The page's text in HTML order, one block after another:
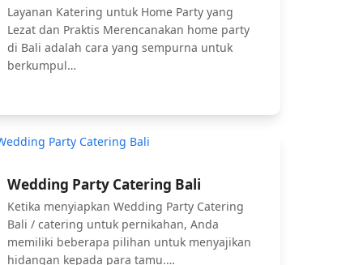
Layanan Katering untuk Home Party yang
Lezat dan Praktis Merencanakan home party
di Bali adalah cara yang sempurna untuk
berkumpul…
Wedding Party Catering Bali
Ketika menyiapkan Wedding Party Catering
Bali / catering untuk pernikahan, Anda
memiliki beberapa pilihan untuk menyajikan
hidangan kepada para tamu.…